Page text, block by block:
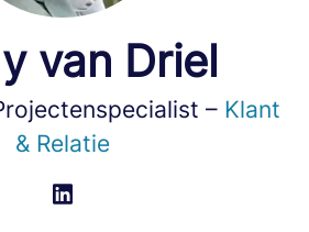
van Driel
– Klant
& Relatie